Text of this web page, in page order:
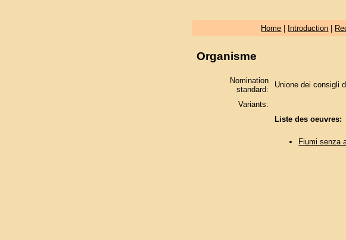
Home Introduction
Organisme
Nomination
standard:
Unione dei consigli
Variants:
Liste des oeuvres:
Fiumi senza